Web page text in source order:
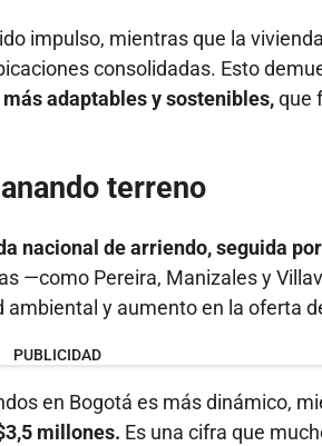
impulso, mientras que la
consolidadas. Esto
adaptables y sostenibles,que
terreno
nacional de arriendo, seguida
—como Pereira, Manizales y
y aumento en la oferta
PUBLICIDAD
en Bogotá es más dinámico,
millones. Es una cifra que